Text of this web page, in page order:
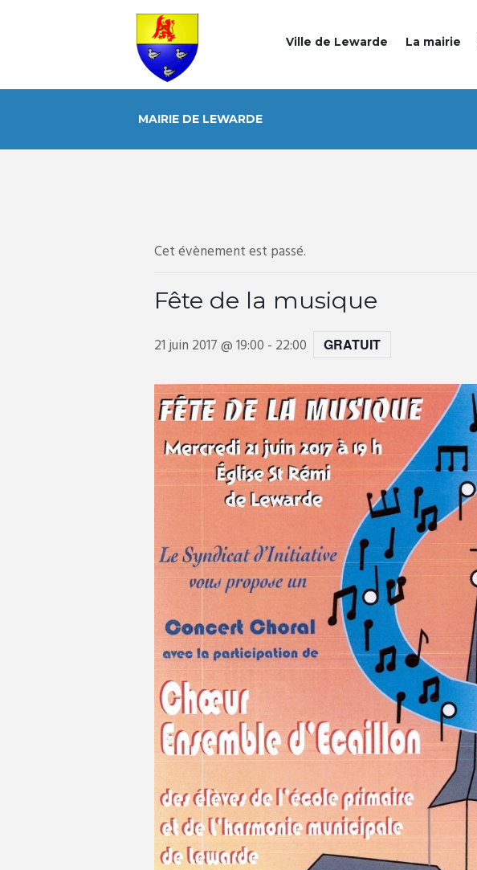
Ville de Lewarde La mairie
MAIRIE DE LEWARDE
Cet évènement est passé.
Fête de la musique
21 juin 2017 @ 19:00 - 22:00 GRATUIT